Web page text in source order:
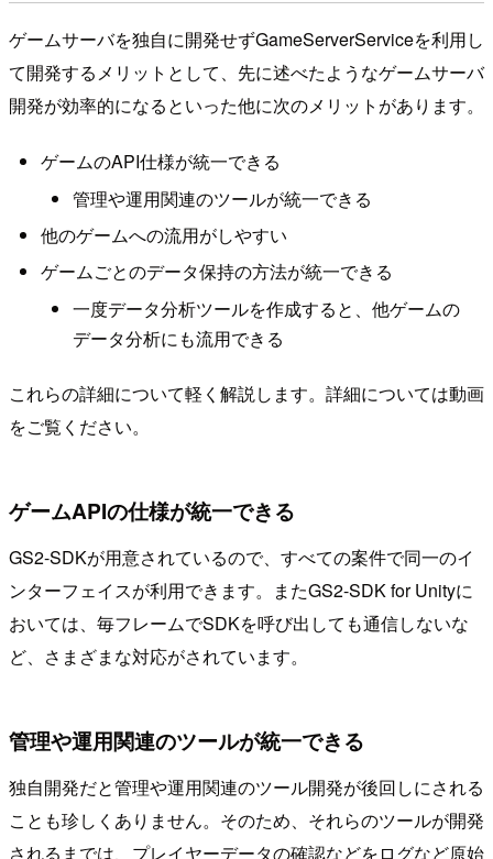
ゲームサーバを独自に開発せずGameServerServiceを利用し
て開発するメリットとして、先に述べたようなゲームサーバ
開発が効率的になるといった他に次のメリットがあります。
ゲームのAPI仕様が統一できる
管理や運用関連のツールが統一できる
他のゲームへの流用がしやすい
ゲームごとのデータ保持の方法が統一できる
一度データ分析ツールを作成すると、他ゲームの
データ分析にも流用できる
これらの詳細について軽く解説します。詳細については動画
をご覧ください。
ゲームAPIの仕様が統一できる
GS2-SDKが用意されているので、すべての案件で同一のイ
ンターフェイスが利用できます。またGS2-SDK for Unityに
おいては、毎フレームでSDKを呼び出しても通信しないな
ど、さまざまな対応がされています。
管理や運用関連のツールが統一できる
独自開発だと管理や運用関連のツール開発が後回しにされる
ことも珍しくありません。そのため、それらのツールが開発
されるまでは、プレイヤーデータの確認などをログなど原始